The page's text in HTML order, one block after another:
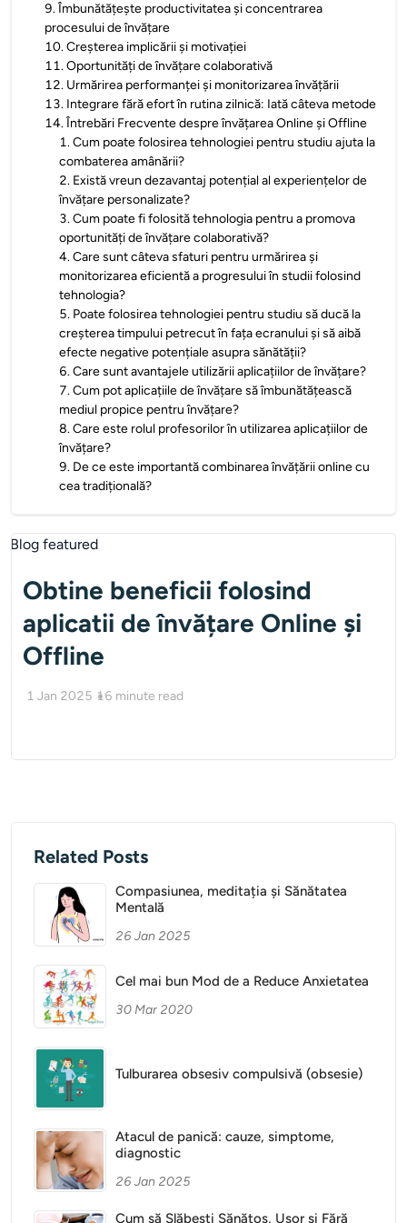
9.Îmbunătățește productivitatea și concentrarea
procesului de învățare
10.Creșterea implicării și motivației
11.Oportunități de învățare colaborativă
12. Urmărirea performanței și monitorizarea învățării
13. Integrare fără efort în rutina zilnică: Iată câteva metode
14.Întrebări Frecvente despre învățarea Online și Offline
1.Cum poate folosirea tehnologiei pentru studiu ajuta la
combaterea amânării?
2. Există vreun dezavantaj potențial al experiențelor de
învățare personalizate?
3.Cum poate fi folosită tehnologia pentru a promova
oportunități de învățare colaborativă?
4.Care sunt câteva sfaturi pentru urmărirea și
monitorizarea eficientă a progresului în studii folosind
tehnologia?
5. Poate folosirea tehnologiei pentru studiu să ducă la
creșterea timpului petrecut în fața ecranului și să aibă
efecte negative potențiale asupra sănătății?
6.Care sunt avantajele utilizării aplicațiilor de învățare?
7.Cum pot aplicațiile de învățare să îmbunătățească
mediul propice pentru învățare?
8.Care este rolul profesorilor în utilizarea aplicațiilor de
învățare?
9. De ce este importantă combinarea învățării online cu
cea tradițională?
Obtine beneficii folosind
aplicatii de învățare Online și
Offline
1 Jan 2025 16 minute read
Related Posts
Compasiunea, meditația și Sănătatea
Mentală
26 Jan 2025
Cel mai bun Mod de a Reduce Anxietatea
30 Mar 2020
Tulburarea obsesiv compulsivă (obsesie)
Atacul de panică: cauze, simptome,
diagnostic
26 Jan 2025
Cum să Slăbești Sănătos, Ușor și Fără